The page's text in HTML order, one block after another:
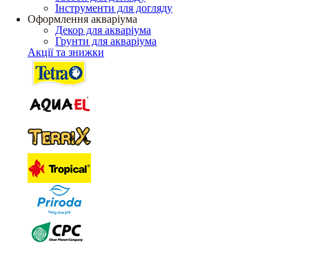
Інструменти для догляду
Оформлення акваріума
Декор для акваріума
Грунти для акваріума
Акції та знижки